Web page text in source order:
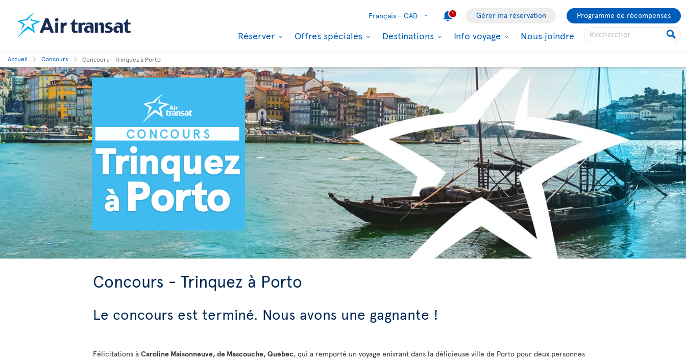
Français - CAD 1 Gérer ma réservation Programme de récompenses
Réserver Offres spéciales Destinations Info voyage Nous joindre
Accueil Concours Concours - Trinquez à Porto
Concours - Trinquez à Porto
Le concours est terminé. Nous avons une gagnante !
Félicitations à Caroline Maisonneuve, de Mascouche, Québec, qui a remporté un voyage enivrant dans la délicieuse ville de Porto pour deux personnes